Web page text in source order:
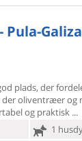
Pula-
plads, der
der oliventræer og
og praktisk
1